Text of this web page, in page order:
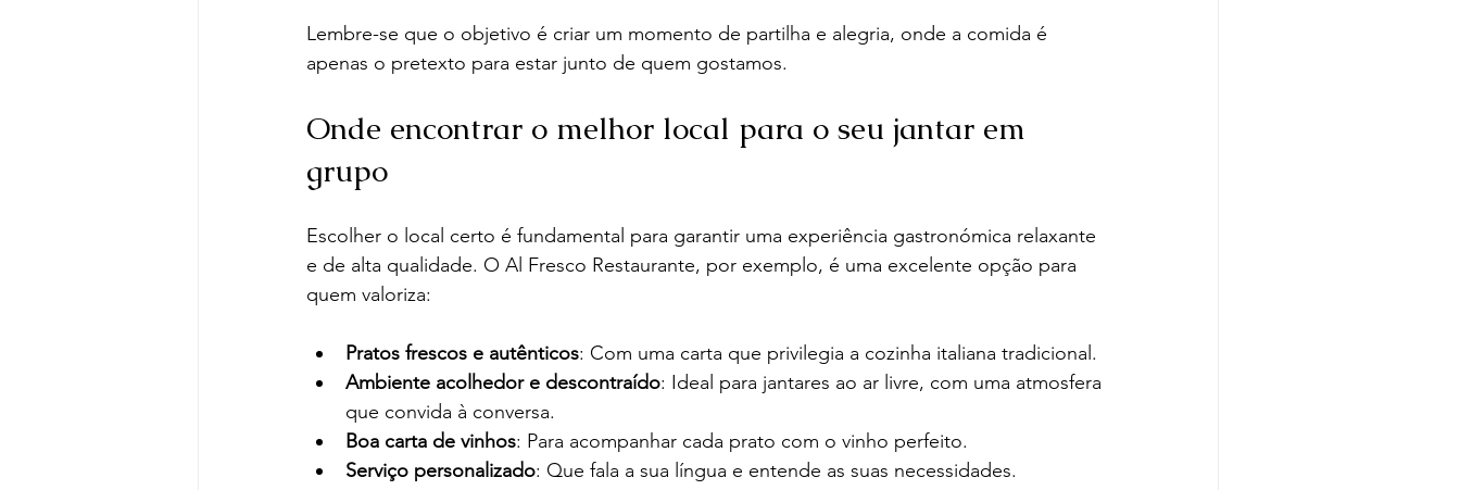
Lembre-se que o objetivo é criar um momento de partilha e alegria, onde a comida é
apenas o pretexto para estar junto de quem gostamos.
Onde encontrar o melhor local para o seu jantar em
grupo
Escolher o local certo é fundamental para garantir uma experiência gastronómica relaxante
e de alta qualidade. O Al Fresco Restaurante, por exemplo, é uma excelente opção para
quem valoriza:
Pratos frescos e autênticos: Com uma carta que privilegia a cozinha italiana tradicional.
Ambiente acolhedor e descontraído: Ideal para jantares ao ar livre, com uma atmosfera
que convida à conversa.
Boa carta de vinhos: Para acompanhar cada prato com o vinho perfeito.
Serviço personalizado: Que fala a sua língua e entende as suas necessidades.